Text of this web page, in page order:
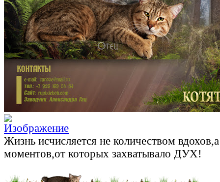
Жизнь исчисляется не количеством
моментов,от которых захватывало ДУХ!